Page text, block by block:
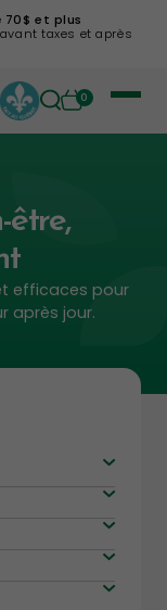
70$ et plus
taxes et après
0
être,
efficaces pour
après jour.